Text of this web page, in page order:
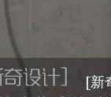
[新